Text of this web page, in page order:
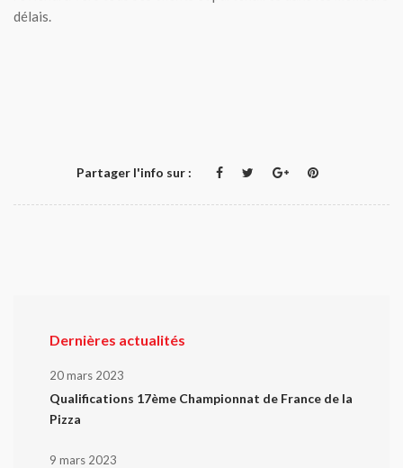
délais.
Partager l'info sur :
Dernières actualités
20 mars 2023
Qualifications 17ème Championnat de France de la
Pizza
9 mars 2023